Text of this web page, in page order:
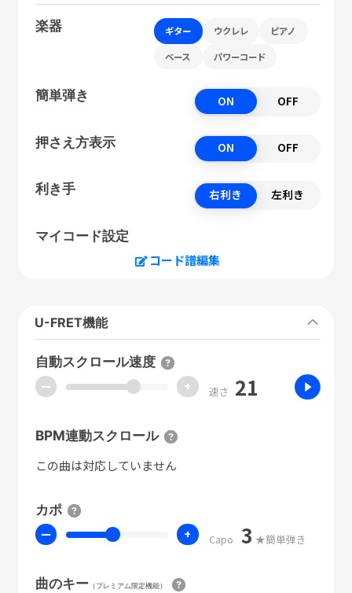
楽器 ギター ウクレレ ピアノ
ベース パワーコード
簡単弾き ON OFF
押さえ方表示 ON OFF
利き手 右利き 左利き
マイコード設定
コード譜編集
U-FRET機能
自動スクロール速度
ー + 速さ 21
BPM連動スクロール
この曲は対応していません
カポ
ー + Capo 3 ★簡単弾き
曲のキー（プレミアム限定機能）